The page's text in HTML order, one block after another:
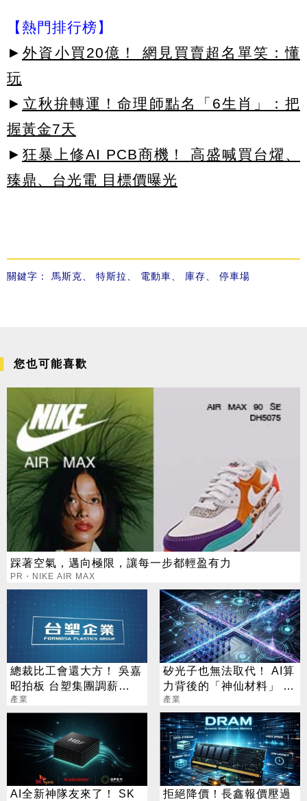
【熱門排行榜】
► 外資小買20億！ 網見買賣超名單笑：懂
玩
► 立秋拚轉運！命理師點名「6生肖」：把
握黃金7天
► 狂暴上修AI PCB商機！ 高盛喊買台燿、
臻鼎、台光電 目標價曝光
關鍵字： 馬斯克 特斯拉 電動車 庫存 停車場
您也可能喜歡
踩著空氣，邁向極限，讓每一步都輕盈有力
PR・NIKE AIR MAX
總裁比工會還大方！ 吳嘉
昭拍板 台塑集團調薪
4.5%
產業
矽光子也無法取代！ AI算
力背後的「神仙材料」 這
幾家默默爆賺
產業
AI全新神隊友來了！ SK
拒絕降價！長鑫報價壓過